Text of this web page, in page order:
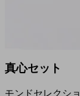
真心セット
モンドセレクシ